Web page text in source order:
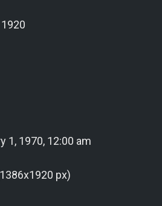
1, 1970, 12:00 am
px)